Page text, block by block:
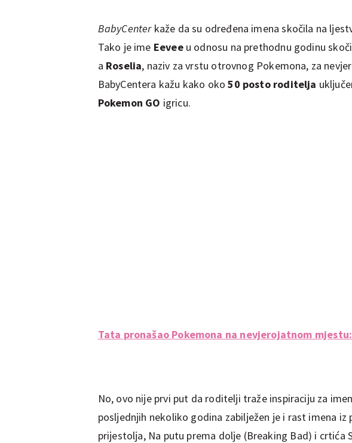
BabyCenterkaže da su određena imena skočila na
Tako je ime Eevee u odnosu na prethodnu godinu
a Roselia, naziv za vrstu otrovnog Pokemona, za
BabyCentera kažu kako oko50 posto roditelja
Pokemon GO igricu.
Tata pronašao Pokemona na nevjerojatnom
No, ovo nije prvi put da roditelji traže inspiraciju za
posljednjih nekoliko godina zabilježen je i rast imena
prijestolja, Na putu prema dolje (Breaking Bad) i crtića